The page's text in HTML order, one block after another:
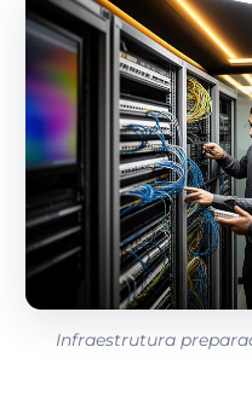
Infraestrutura